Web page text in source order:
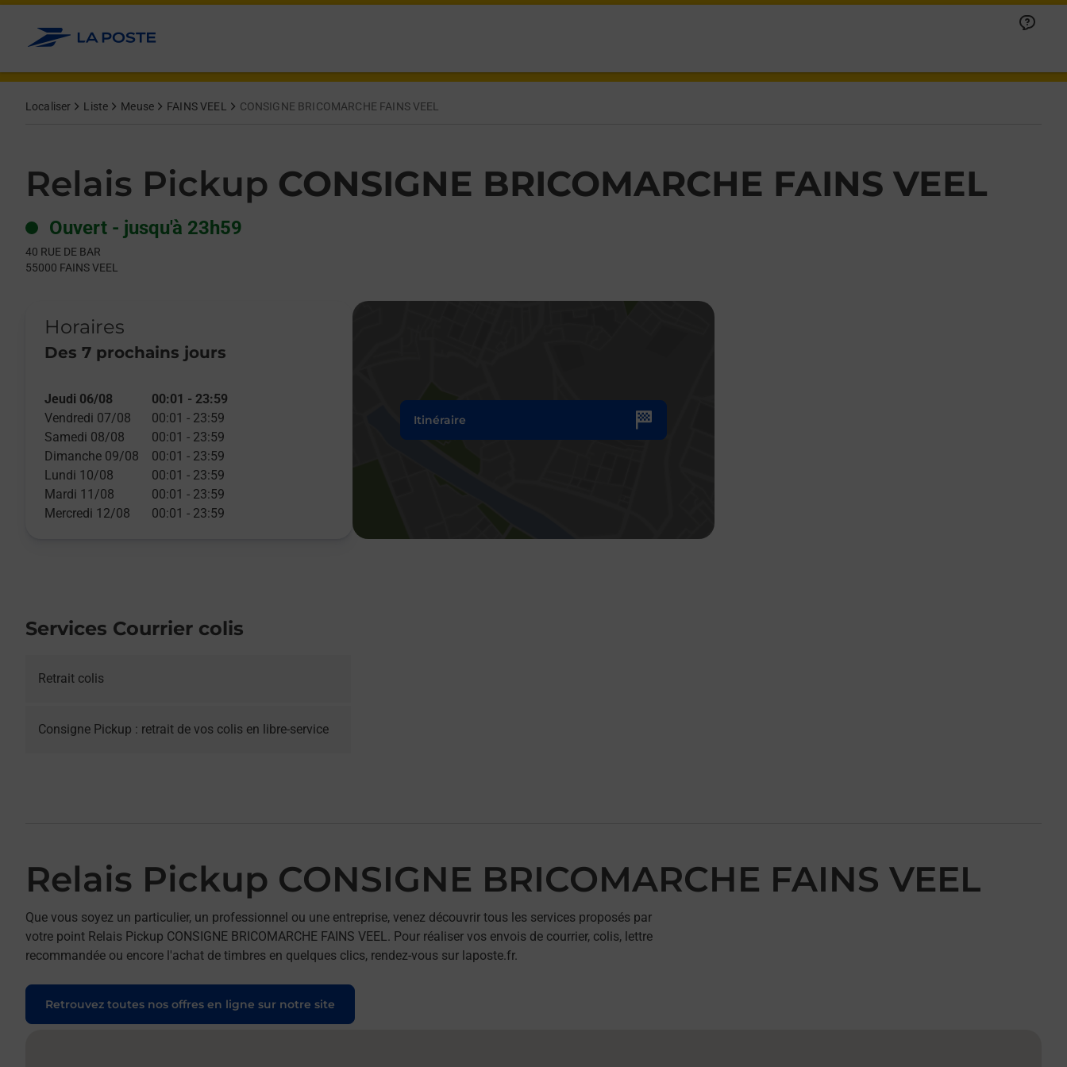
Allez au contenu
Localiser Liste Meuse FAINS VEEL CONSIGNE BRICOMARCHE FAINS VEEL
Relais Pickup CONSIGNE BRICOMARCHE FAINS VEEL
Ouvert - jusqu'à 23h59
40 RUE DE BAR
55000 FAINS VEEL
Horaires
Des 7 prochains jours
Day of the WeekHours
Jeudi 06/08 00:01 - 23:59
Vendredi 07/08
00:01 - 23:59
Samedi 08/08
00:01 - 23:59
Dimanche 09/08
00:01 - 23:59
Lundi 10/08
00:01 - 23:59
Mardi 11/08
00:01 - 23:59
Mercredi 12/08
00:01 - 23:59
Itinéraire
Services Courrier colis
Retrait colis
Consigne Pickup : retrait de vos colis en libre-service
Relais Pickup CONSIGNE BRICOMARCHE FAINS VEEL
Que vous soyez un particulier, un professionnel ou une entreprise, venez découvrir tous les services proposés par
votre point Relais Pickup CONSIGNE BRICOMARCHE FAINS VEEL. Pour réaliser vos envois de courrier, colis, lettre
recommandée ou encore l'achat de timbres en quelques clics, rendez-vous sur laposte.fr.
Retrouvez toutes nos offres en ligne sur notre site
Get directions to Relais Pickup at 40 RUE DE BAR FAINS VEEL,
lien s'ouvre dans un nouvel onglet